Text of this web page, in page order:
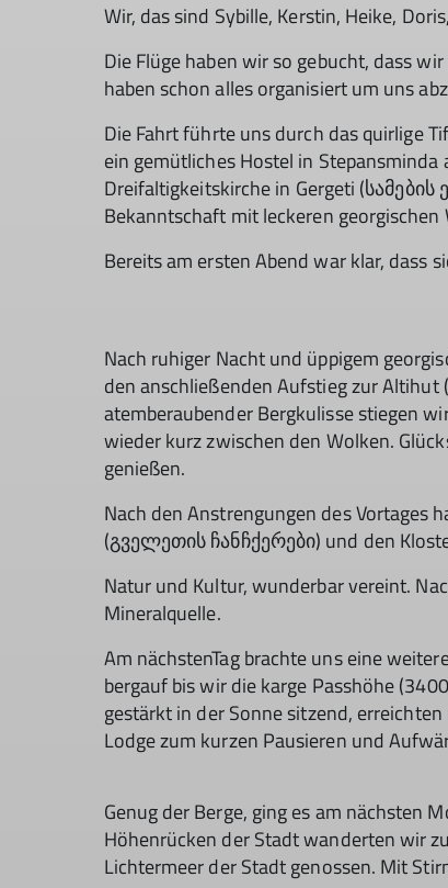
Wir, das sind Sybille, Kerstin, Heike,
Die Flüge haben wir so gebucht, dass
haben schon alles organisiert um uns
Die Fahrt führte uns durch das quirlige
ein gemütliches Hostel in
Dreifaltigkeitskirche in Gergeti
Bekanntschaft mit leckeren
Bereits am ersten Abend war klar, dass
Nach ruhiger Nacht und üppigem
den anschließenden Aufstieg zur Altihut
atemberaubender Bergkulisse stiegen
wieder kurz zwischen den Wolken.
genießen.
Nach den Anstrengungen des Vortages
(გველეთის ჩანჩქერები) und den
Natur und Kultur, wunderbar vereint.
Mineralquelle.
Am nächstenTag brachte uns eine
bergauf bis wir die karge Passhöhe
gestärkt in der Sonne sitzend,
Lodge zum kurzen Pausieren und
Genug der Berge, ging es am nächsten
Höhenrücken der Stadt wanderten wir
Lichtermeer der Stadt genossen. Mit